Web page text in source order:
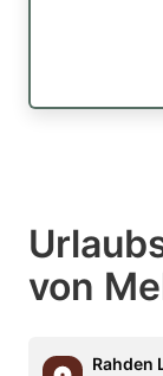
von
Rahden